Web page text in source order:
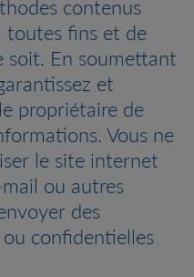
contenus
toutes fins et de
soit. En soumettant
et
propriétaire de
Vous ne
le site internet
mail ou autres
des
confidentielles